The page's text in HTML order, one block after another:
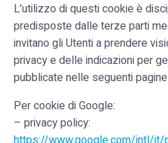
L’utilizzo di questi cookie è
predisposte dalle terze parti
invitano gli Utenti a prendere
privacy e delle indicazioni per
pubblicate nelle seguenti
Per cookie di Google:
– privacy policy: